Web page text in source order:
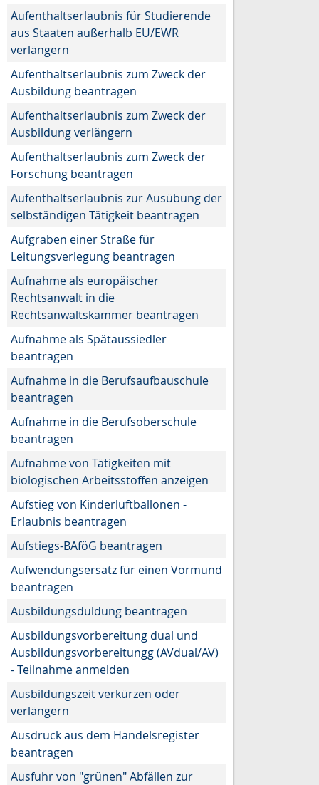
Aufenthaltserlaubnis für Studierende
aus Staaten außerhalb EU/EWR
verlängern
Aufenthaltserlaubnis zum Zweck der
Ausbildung beantragen
Aufenthaltserlaubnis zum Zweck der
Ausbildung verlängern
Aufenthaltserlaubnis zum Zweck der
Forschung beantragen
Aufenthaltserlaubnis zur Ausübung der
selbständigen Tätigkeit beantragen
Aufgraben einer Straße für
Leitungsverlegung beantragen
Aufnahme als europäischer
Rechtsanwalt in die
Rechtsanwaltskammer beantragen
Aufnahme als Spätaussiedler
beantragen
Aufnahme in die Berufsaufbauschule
beantragen
Aufnahme in die Berufsoberschule
beantragen
Aufnahme von Tätigkeiten mit
biologischen Arbeitsstoffen anzeigen
Aufstieg von Kinderluftballonen -
Erlaubnis beantragen
Aufstiegs-BAföG beantragen
Aufwendungsersatz für einen Vormund
beantragen
Ausbildungsduldung beantragen
Ausbildungsvorbereitung dual und
Ausbildungsvorbereitungg (AVdual/AV)
- Teilnahme anmelden
Ausbildungszeit verkürzen oder
verlängern
Ausdruck aus dem Handelsregister
beantragen
Ausfuhr von "grünen" Abfällen zur